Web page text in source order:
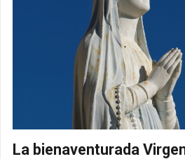
La bienaventurada